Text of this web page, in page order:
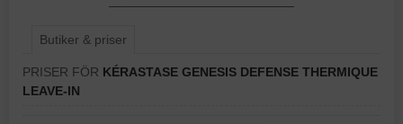
Butiker & priser
PRISER FÖR KÉRASTASE GENESIS DEFENSE THERMIQUE
LEAVE-IN